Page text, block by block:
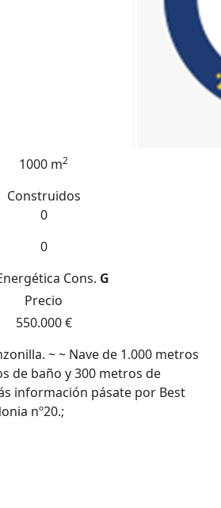
1000 m2
Construidos
0
0
Cons. G
Precio
550.000 €
~ ~ Nave de 1.000 metros
de baño y 300 metros de
información pásate por Best
nº20.;